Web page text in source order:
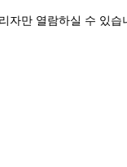
자만 열람하실 수 있습